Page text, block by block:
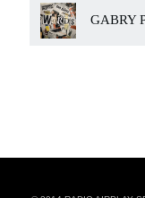
GABRY